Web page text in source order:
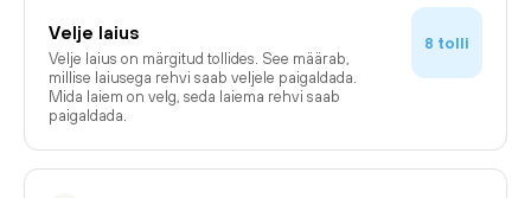
Velje laius
Velje laius on märgitud tollides. See määrab,
millise laiusega rehvi saab veljele paigaldada.
Mida laiem on velg, seda laiema rehvi saab
paigaldada.
8 tolli